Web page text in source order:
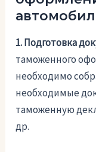
1. Подготовка
таможенного
необходимо
необходимые
таможенную
др.